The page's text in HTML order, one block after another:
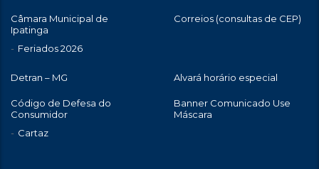
Câmara Municipal de
Ipatinga
Feriados 2026
Correios (consultas de CEP)
Detran – MG Alvará horário especial
Código de Defesa do
Consumidor
Cartaz
Banner Comunicado Use
Máscara